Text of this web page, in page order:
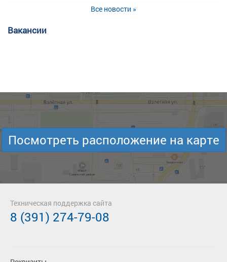
Все новости »
Вакансии
Посмотреть расположение на карте
Техническая поддержка сайта
8 (391) 274-79-08